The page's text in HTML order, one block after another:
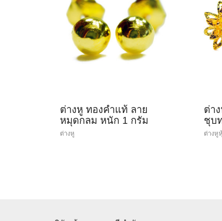
ต่างหู ทองคำแท้ ลาย
หมุดกลม หนัก 1 กรัม
ต่างหู
ต่า
ชุบ
ต่างหู